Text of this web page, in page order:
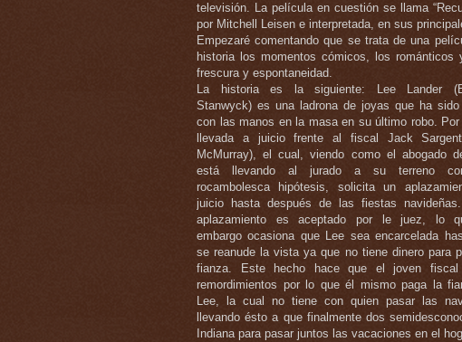
televisión. La película en cuestión se llama
por Mitchell Leisen e interpretada, en sus
Empezaré comentando que se trata de una
historia los momentos cómicos, los
frescura y espontaneidad.
La historia es la siguiente: Lee Lander
Stanwyck) es una ladrona de joyas que ha sido
con las manos en la masa en su último robo. Por
llevada a juicio frente al fiscal Jack
McMurray), el cual, viendo como el abogado
está llevando al jurado a su terreno
rocambolesca hipótesis, solicita un
juicio hasta después de las fiestas
aplazamiento es aceptado por le juez, lo
embargo ocasiona que Lee sea encarcelada
se reanude la vista ya que no tiene dinero para
fianza. Este hecho hace que el joven fiscal
remordimientos por lo que él mismo paga la
Lee, la cual no tiene con quien pasar las
llevando ésto a que finalmente dos
Indiana para pasar juntos las vacaciones en el